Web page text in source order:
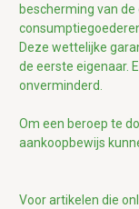
bescherming van
Deze wettelijke
de eerste eigenaar.
onverminderd.
Om een beroep te
aankoopbewijs
Voor artikelen die